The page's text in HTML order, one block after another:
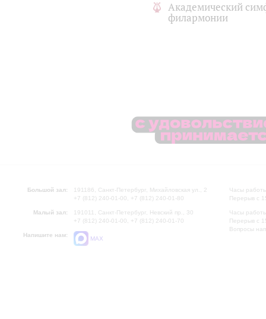
Академический
филармонии
Большой зал:
191186, Санкт-Петербург, Михайловская ул., 2
+7 (812) 240-01-00, +7 (812) 240-01-80
Малый зал:
191011, Санкт-Петербург, Невский пр., 30
+7 (812) 240-01-00, +7 (812) 240-01-70
Напишите нам:
MAX
Часы
Перерыв с
Часы
Перерыв с
Вопросы